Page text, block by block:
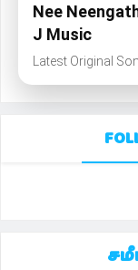
Nee
J Music
Latest Original